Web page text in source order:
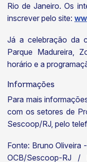
Rio de Janeiro. Os
inscrever pelo site:
Já a celebração da
Parque Madureira,
horário e a
Informações
Para mais
com os setores de
Sescoop/RJ, pelo
Fonte: Bruno Oliveira
OCB/Sescoop-RJ /